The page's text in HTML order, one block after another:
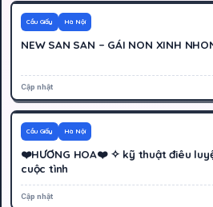
1000K
Cầu Giấy Hà Nội
NEW SAN SAN – GÁI NON XINH
Cập nhật
500K
Cầu Giấy Hà Nội
❤️HƯƠNG HOA❤️ ✧ kỹ thuật điêu
cuộc tình
Cập nhật